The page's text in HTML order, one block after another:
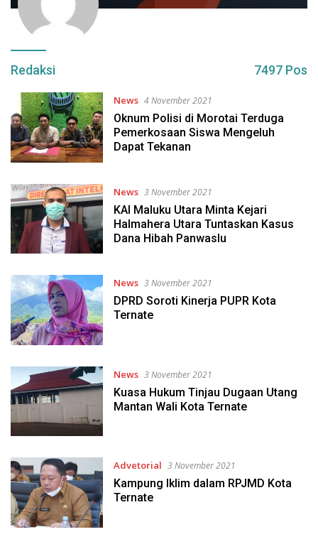
Redaksi 7497 Pos
News 4 November 2021
Oknum Polisi di Morotai Terduga
Pemerkosaan Siswa Mengeluh
Dapat Tekanan
News 3 November 2021
KAI Maluku Utara Minta Kejari
Halmahera Utara Tuntaskan Kasus
Dana Hibah Panwaslu
News 3 November 2021
DPRD Soroti Kinerja PUPR Kota
Ternate
News 3 November 2021
Kuasa Hukum Tinjau Dugaan Utang
Mantan Wali Kota Ternate
Advetorial 3 November 2021
Kampung Iklim dalam RPJMD Kota
Ternate